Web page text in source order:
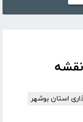
استان بوشهر